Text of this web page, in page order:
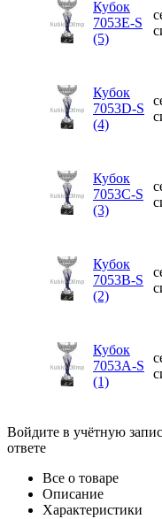
Кубок
7053E-S
(5)
Кубок
7053D-S
(4)
Кубок
7053C-S
(3)
Кубок
7053B-S
(2)
Кубок
7053A-S
(1)
Войдите в учётную
ответе
Все о товаре
Описание
Характеристики